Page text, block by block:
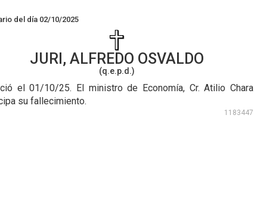
del día 02/10/2025
JURI, ALFREDO OSVALDO
(q.e.p.d.)
el 01/10/25. El ministro de Economía, Cr. Atilio Chara
su fallecimiento.
1183447